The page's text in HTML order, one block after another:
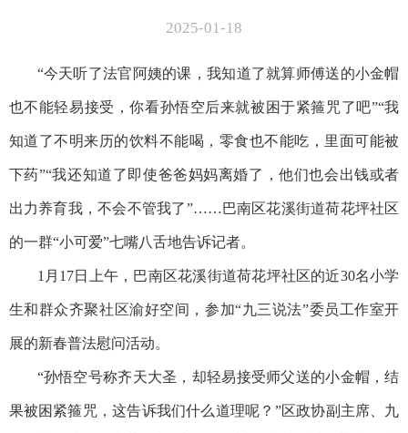
2025-01-18
“今天听了法官阿姨的课，我知道了就算师傅送的小金帽
也不能轻易接受，你看孙悟空后来就被困于紧箍咒了吧”“我
知道了不明来历的饮料不能喝，零食也不能吃，里面可能被
下药”“我还知道了即使爸爸妈妈离婚了，他们也会出钱或者
出力养育我，不会不管我了”……巴南区花溪街道荷花坪社区
的一群“小可爱”七嘴八舌地告诉记者。
1月17日上午，巴南区花溪街道荷花坪社区的近30名小学
生和群众齐聚社区渝好空间，参加“九三说法”委员工作室开
展的新春普法慰问活动。
“孙悟空号称齐天大圣，却轻易接受师父送的小金帽，结
果被困紧箍咒，这告诉我们什么道理呢？”区政协副主席、九